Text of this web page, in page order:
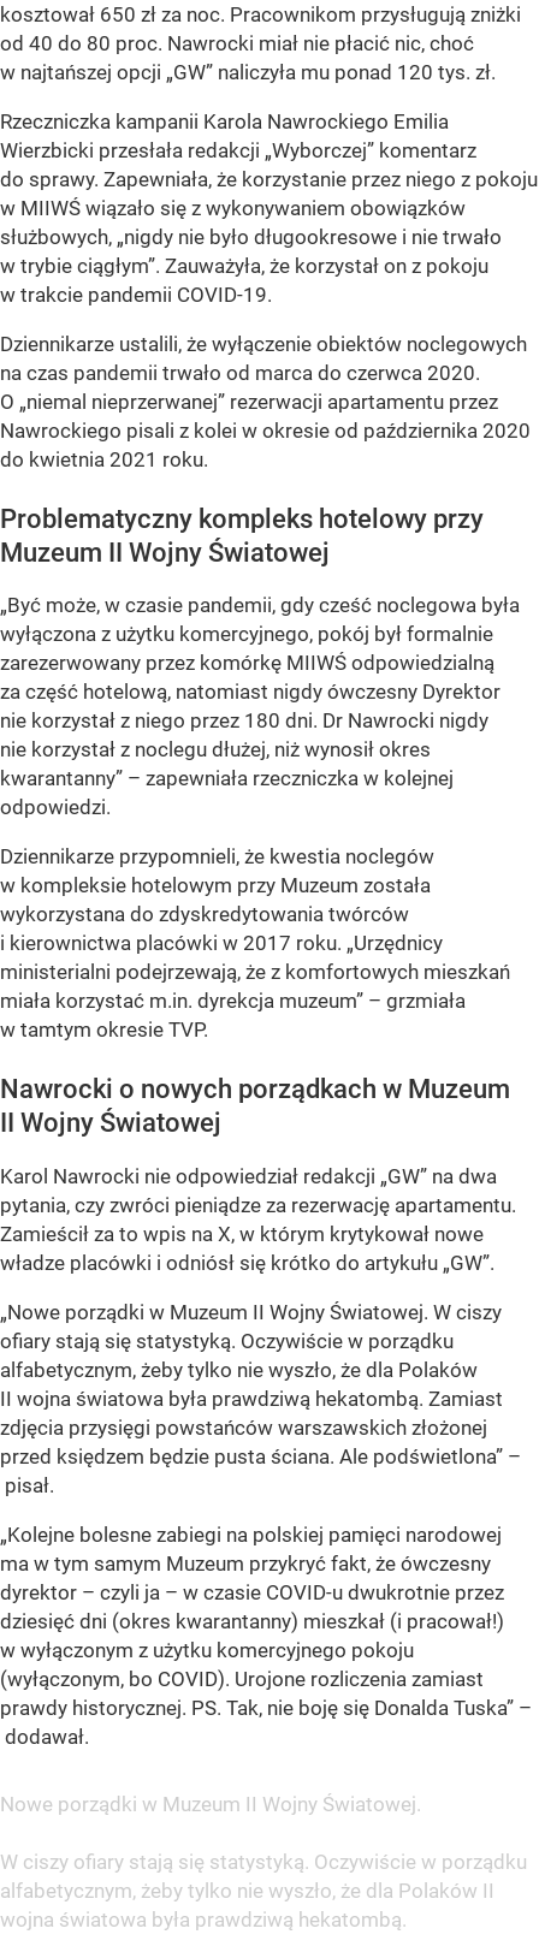
kosztował 650 zł za noc. Pracownikom przysługują zniżki
od 40 do 80 proc. Nawrocki miał nie płacić nic, choć
w najtańszej opcji „GW” naliczyła mu ponad 120 tys. zł.
Rzeczniczka kampanii Karola Nawrockiego Emilia
Wierzbicki przesłała redakcji „Wyborczej” komentarz
do sprawy. Zapewniała, że korzystanie przez niego z pokoju
w MIIWŚ wiązało się z wykonywaniem obowiązków
służbowych, „nigdy nie było długookresowe i nie trwało
w trybie ciągłym”. Zauważyła, że korzystał on z pokoju
w trakcie pandemii COVID-19.
Dziennikarze ustalili, że wyłączenie obiektów noclegowych
na czas pandemii trwało od marca do czerwca 2020.
O „niemal nieprzerwanej” rezerwacji apartamentu przez
Nawrockiego pisali z kolei w okresie od października 2020
do kwietnia 2021 roku.
Problematyczny kompleks hotelowy przy
Muzeum II Wojny Światowej
„Być może, w czasie pandemii, gdy cześć noclegowa była
wyłączona z użytku komercyjnego, pokój był formalnie
zarezerwowany przez komórkę MIIWŚ odpowiedzialną
za część hotelową, natomiast nigdy ówczesny Dyrektor
nie korzystał z niego przez 180 dni. Dr Nawrocki nigdy
nie korzystał z noclegu dłużej, niż wynosił okres
kwarantanny” – zapewniała rzeczniczka w kolejnej
odpowiedzi.
Dziennikarze przypomnieli, że kwestia noclegów
w kompleksie hotelowym przy Muzeum została
wykorzystana do zdyskredytowania twórców
i kierownictwa placówki w 2017 roku. „Urzędnicy
ministerialni podejrzewają, że z komfortowych mieszkań
miała korzystać m.in. dyrekcja muzeum” – grzmiała
w tamtym okresie TVP.
Nawrocki o nowych porządkach w Muzeum
II Wojny Światowej
Karol Nawrocki nie odpowiedział redakcji „GW” na dwa
pytania, czy zwróci pieniądze za rezerwację apartamentu.
Zamieścił za to wpis na X, w którym krytykował nowe
władze placówki i odniósł się krótko do artykułu „GW”.
„Nowe porządki w Muzeum II Wojny Światowej. W ciszy
ofiary stają się statystyką. Oczywiście w porządku
alfabetycznym, żeby tylko nie wyszło, że dla Polaków
II wojna światowa była prawdziwą hekatombą. Zamiast
zdjęcia przysięgi powstańców warszawskich złożonej
przed księdzem będzie pusta ściana. Ale podświetlona” –
pisał.
„Kolejne bolesne zabiegi na polskiej pamięci narodowej
ma w tym samym Muzeum przykryć fakt, że ówczesny
dyrektor – czyli ja – w czasie COVID-u dwukrotnie przez
dziesięć dni (okres kwarantanny) mieszkał (i pracował!)
w wyłączonym z użytku komercyjnego pokoju
(wyłączonym, bo COVID). Urojone rozliczenia zamiast
prawdy historycznej. PS. Tak, nie boję się Donalda Tuska” –
dodawał.
Nowe porządki w Muzeum II Wojny Światowej.
W ciszy ofiary stają się statystyką. Oczywiście w porządku
alfabetycznym, żeby tylko nie wyszło, że dla Polaków II
wojna światowa była prawdziwą hekatombą.